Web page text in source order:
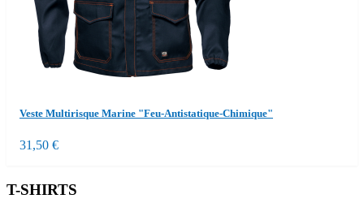
Veste Multirisque Marine "Feu-Antistatique-Chimique"
31,50 €
T-SHIRTS